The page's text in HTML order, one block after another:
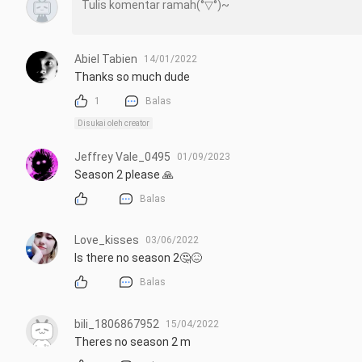
Abiel Tabien 14/01/2022
Thanks so much dude
1 Balas
Disukai oleh creator
Jeffrey Vale_0495 01/09/2023
Season 2 please 🙏
Balas
Love_kisses 03/06/2022
Is there no season 2🤔😖
Balas
bili_1806867952 15/04/2022
Theres no season 2 m